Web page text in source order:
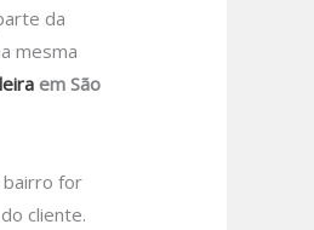
da
mesma
em São
bairro for
cliente.